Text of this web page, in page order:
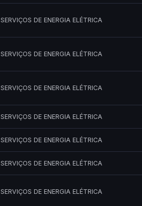
SERVIÇOS DE ENERGIA ELÉTRICA
SERVIÇOS DE ENERGIA ELÉTRICA
SERVIÇOS DE ENERGIA ELÉTRICA
SERVIÇOS DE ENERGIA ELÉTRICA
SERVIÇOS DE ENERGIA ELÉTRICA
SERVIÇOS DE ENERGIA ELÉTRICA
SERVIÇOS DE ENERGIA ELÉTRICA